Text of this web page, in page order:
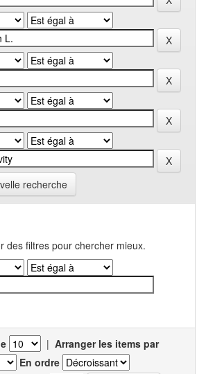
recherche
des filtres pour chercher mieux.
| Arranger les items par
En ordre